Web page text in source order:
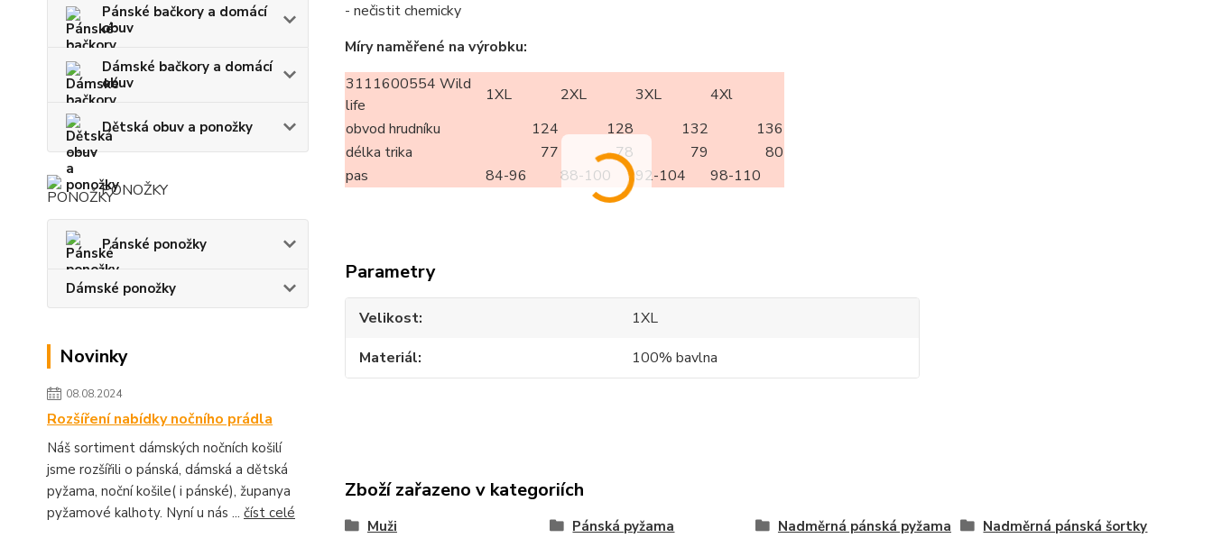
Pánské bačkory a domácí
obuv
Dámské bačkory a domácí
obuv
Dětská obuv a ponožky
PONOŽKY
Pánské ponožky
Dámské ponožky
Novinky
08.08.2024
Rozšíření nabídky nočního prádla
Náš sortiment dámských nočních košilí
jsme rozšířili o pánská, dámská a dětská
pyžama, noční košile( i pánské), županya
pyžamové kalhoty. Nyní u nás ... číst celé
- nečistit chemicky
Míry naměřené na výrobku:
3111600554 Wild
life
1XL 2XL 3XL
4Xl
obvod hrudníku
124 128 132
136
délka trika
77 78 79
80
pas
84-96 88-100 92-104 98-110
Parametry
Velikost
1XL
Materiál
100% bavlna
Zboží zařazeno v kategoriích
Muži Pánská pyžama Nadměrná pánská pyžama
Nadměrná pánská šortky